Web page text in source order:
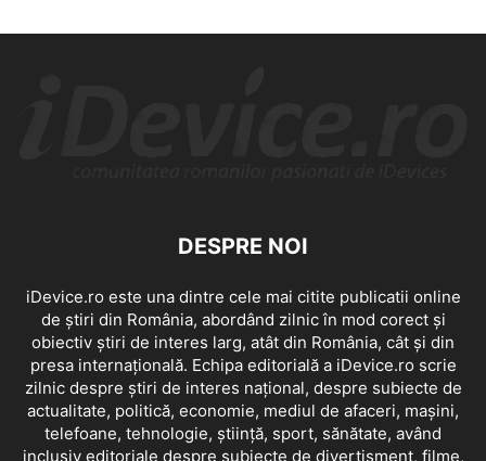
DESPRE NOI
iDevice.ro este una dintre cele mai citite publicatii online
de știri din România, abordând zilnic în mod corect și
obiectiv știri de interes larg, atât din România, cât și din
presa internațională. Echipa editorială a iDevice.ro scrie
zilnic despre știri de interes național, despre subiecte de
actualitate, politică, economie, mediul de afaceri, mașini,
telefoane, tehnologie, știință, sport, sănătate, având
inclusiv editoriale despre subiecte de divertisment, filme,